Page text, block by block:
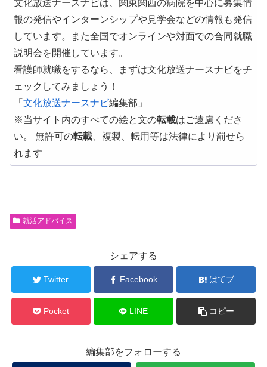
文化放送ナースナビは、関東関西の病院を中心に募集情
報の発信やインターンシップや見学会などの情報も発信
しています。また全国でオンラインや対面での合同就職
説明会を開催しています。
看護師就職をするなら、まずは文化放送ナースナビをチ
ェックしてみましょう！
「 文化放送ナースナビ編集部」
※当サイト内のすべての絵と文の転載はご遠慮くださ
い。 無許可の転載 、複製、転用等は法律により罰せら
れます
就活アドバイス
シェアする
Twitter Facebook はてブ
Pocket LINE コピー
編集部をフォローする